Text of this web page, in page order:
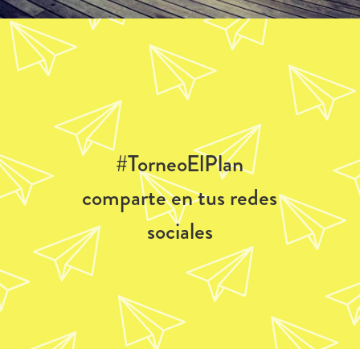
#TorneoElPlan
comparte en tus redes
sociales